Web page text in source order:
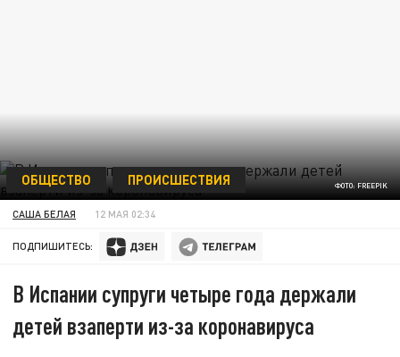
ФОТО: FREEPIK
ОБЩЕСТВО ПРОИСШЕСТВИЯ
САША БЕЛАЯ 12 МАЯ 02:34
ПОДПИШИТЕСЬ:
В Испании супруги четыре года держали
детей взаперти из-за коронавируса